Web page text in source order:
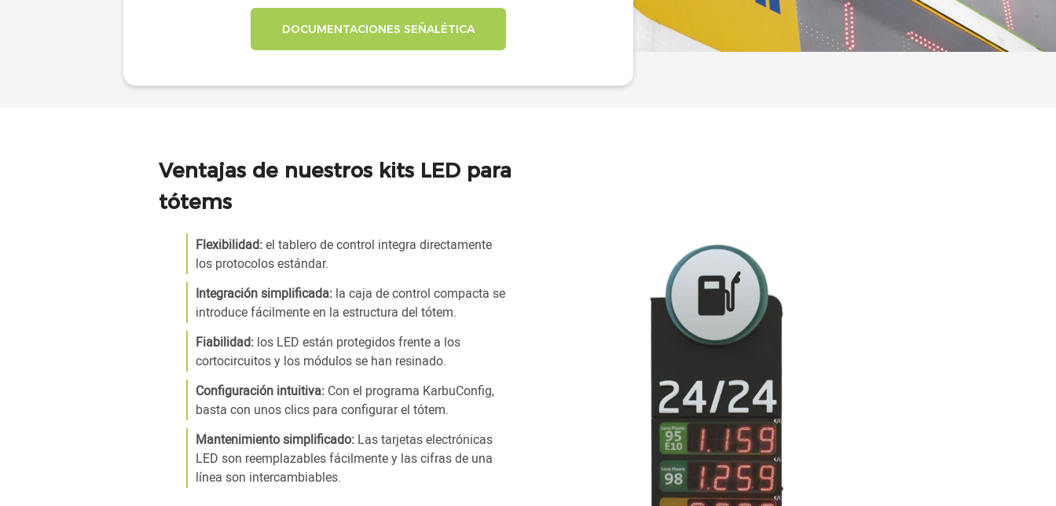
DOCUMENTACIONES SEÑALÉTICA
Ventajas de nuestros kits LED para
tótems
Flexibilidad:el tablero de control integra directamente
los protocolos estándar.
Integración simplificada: la caja de control compacta se
introduce fácilmente en la estructura del tótem.
Fiabilidad: los LED están protegidos frente a los
cortocircuitos y los módulos se han resinado.
Configuración intuitiva: Con el programa KarbuConfig,
basta con unos clics para configurar el tótem.
Mantenimiento simplificado: Las tarjetas electrónicas
LED son reemplazables fácilmente y las cifras de una
línea son intercambiables.